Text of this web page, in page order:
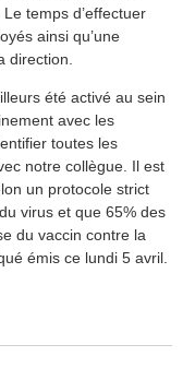
temps d’effectuer
ainsi qu’une
direction.
été activé au sein
avec les
toutes les
notre collègue. Il est
un protocole strict
virus et que 65% des
du vaccin contre la
émis ce lundi 5 avril.